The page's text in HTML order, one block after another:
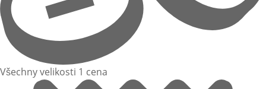
Všechny velikosti 1 cena